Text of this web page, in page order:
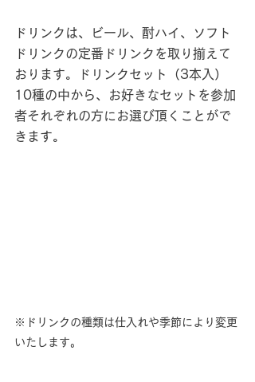
ドリンクは、ビール、酎ハイ、ソフト
ドリンクの定番ドリンクを取り揃えて
おります。ドリンクセット（3本入）
10種の中から、お好きなセットを参加
者それぞれの方にお選び頂くことがで
きます。
※ドリンクの種類は仕入れや季節により変更
いたします。